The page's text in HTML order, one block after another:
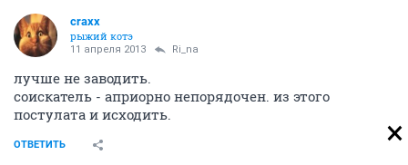
craxx
рыжий котэ
11 апреля 2013 Ri_na
лучше не заводить.
соискатель - априорно непорядочен. из этого
постулата и исходить.
ОТВЕТИТЬ